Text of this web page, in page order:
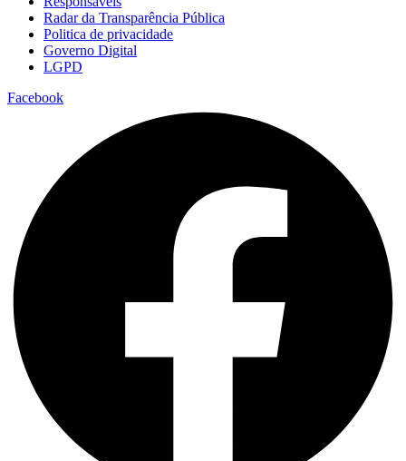
Radar da Transparência Pública
Politica de privacidade
Governo Digital
LGPD
Facebook